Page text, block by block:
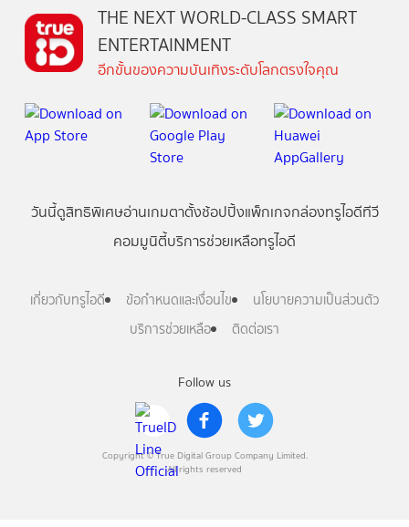
Follow us
Copyright © True Digital Group Company Limited.
All rights reserved
THE NEXT WORLD-CLASS SMART
ENTERTAINMENT
อีกขั้นของความบันเทิงระดับโลกตรงใจคุณ
วันนี้ดูสิทธิพิเศษอ่านเกมตาตั้งช้อปปิ้งแพ็กเกจกล่องทรูไอดีทีวี
คอมมูนิตี้บริการช่วยเหลือทรูไอดี
เกี่ยวกับทรูไอดี ข้อกำหนดและเงื่อนไข
นโยบายความเป็นส่วนตัว
บริการช่วยเหลือ
ติดต่อเรา